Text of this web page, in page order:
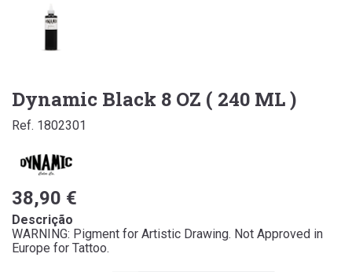
Dynamic Black 8 OZ ( 240 ML )
Ref. 1802301
38,90 €
Descrição
WARNING: Pigment for Artistic Drawing. Not Approved in
Europe for Tattoo.